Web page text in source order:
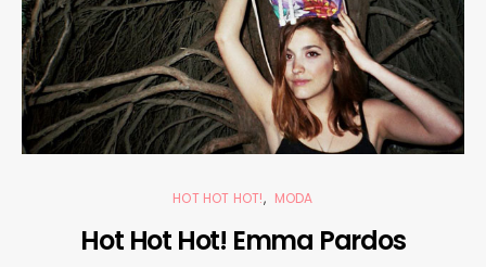
HOT HOT HOT! MODA
Hot Hot Hot! Emma Pardos